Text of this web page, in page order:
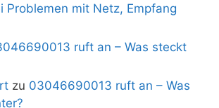
Problemen mit Netz, Empfang
ruft an – Was steckt
zu 03046690013 ruft an – Was